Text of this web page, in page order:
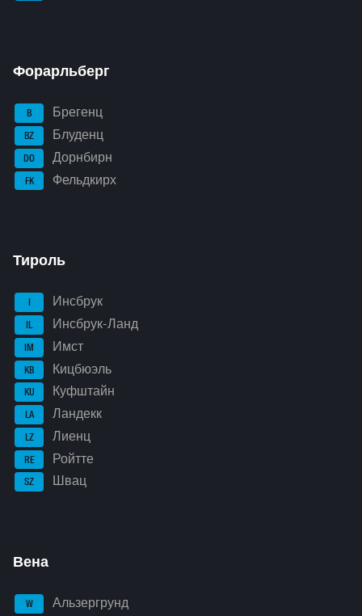
Форарльберг
B Брегенц
BZ Блуденц
DO Дорнбирн
FK Фельдкирх
Тироль
I Инсбрук
IL Инсбрук-Ланд
IM Имст
KB Кицбюэль
KU Куфштайн
LA Ландекк
LZ Лиенц
RE Ройтте
SZ Швац
Вена
W Альзергрунд